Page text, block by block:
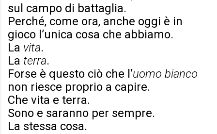
sul campo di battaglia.
Perché, come ora, anche oggi è in
gioco l’unica cosa che abbiamo.
La vita.
La terra.
Forse è questo ciò che l’uomo bianco
non riesce proprio a capire.
Che vita e terra.
Sono e saranno per sempre.
La stessa cosa.